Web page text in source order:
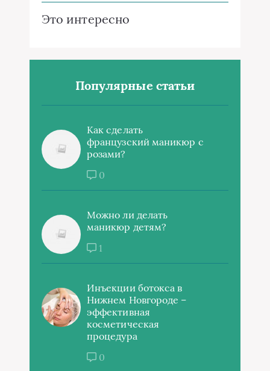
Это интересно
Популярные статьи
Как сделать
французский маникюр с
розами?
0
Можно ли делать
маникюр детям?
1
Инъекции ботокса в
Нижнем Новгороде –
эффективная
косметическая
процедура
0